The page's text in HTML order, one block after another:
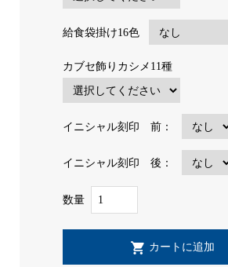
給食袋掛け16色
カブセ飾りカシメ11種
イニシャル刻印 前：
イニシャル刻印 後：
数量